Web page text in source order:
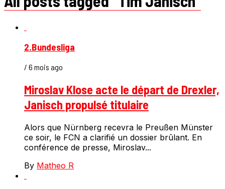
2.Bundesliga
/ 6 mois ago
Miroslav Klose acte le départ de Drexler,
Janisch propulsé titulaire
Alors que Nürnberg recevra le Preußen Münster
ce soir, le FCN a clarifié un dossier brûlant. En
conférence de presse, Miroslav...
By Matheo R